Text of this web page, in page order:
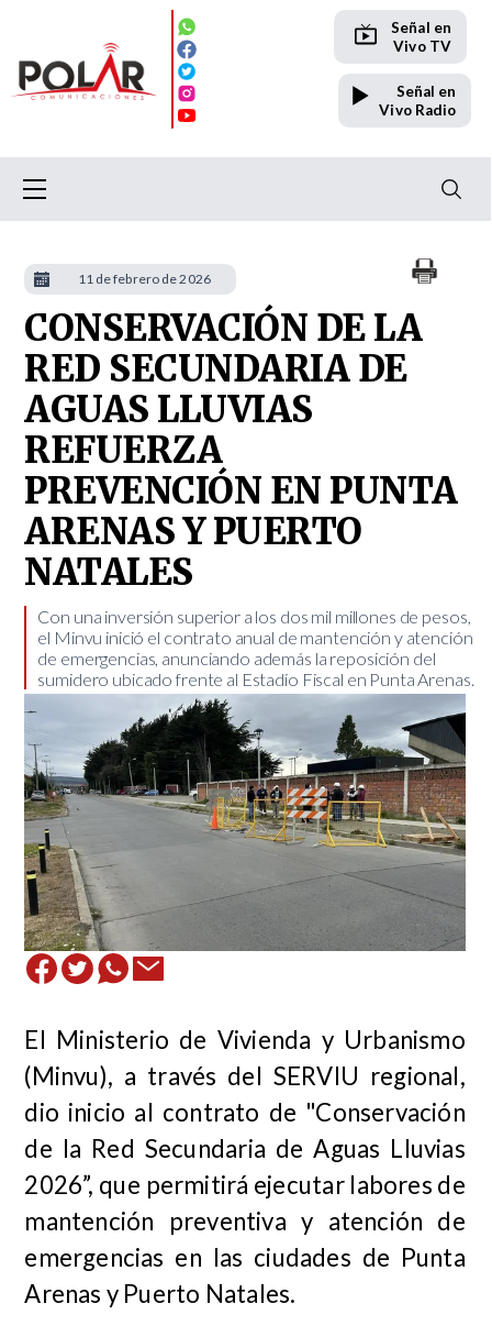
Señal en
Vivo TV
Señal en
Vivo Radio
CONSERVACIÓN DE LA
RED SECUNDARIA DE
AGUAS LLUVIAS
REFUERZA
PREVENCIÓN EN PUNTA
ARENAS Y PUERTO
NATALES
​Con una inversión superior a los dos mil millones de pesos,
el Minvu inició el contrato anual de mantención y atención
de emergencias, anunciando además la reposición del
sumidero ubicado frente al Estadio Fiscal en Punta Arenas.
El Ministerio de Vivienda y Urbanismo
(Minvu), a través del SERVIU regional,
dio inicio al contrato de "Conservación
de la Red Secundaria de Aguas Lluvias
2026”, que permitirá ejecutar labores de
mantención preventiva y atención de
emergencias en las ciudades de Punta
Arenas y Puerto Natales.
11 de febrero de 2026